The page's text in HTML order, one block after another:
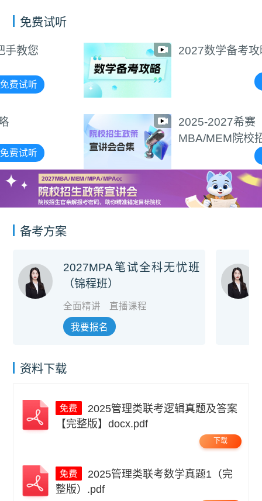
免费试听
2027数学备考攻略
2025-2027希赛
MBA/MEM院校招生政策
宣讲会合集
备考方案
2027MPA笔试全科无忧班
（锦程班）
全面精讲 直播课程
我要报名
资料下载
【完整版】docx.pdf
下载
整版）.pdf